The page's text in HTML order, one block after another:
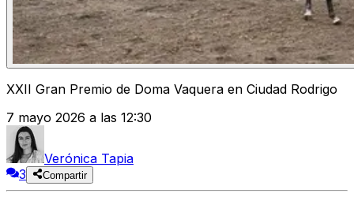
XXII Gran Premio de Doma Vaquera en Ciudad Rodrigo
7 mayo 2026 a las 12:30
Verónica Tapia
3
Compartir